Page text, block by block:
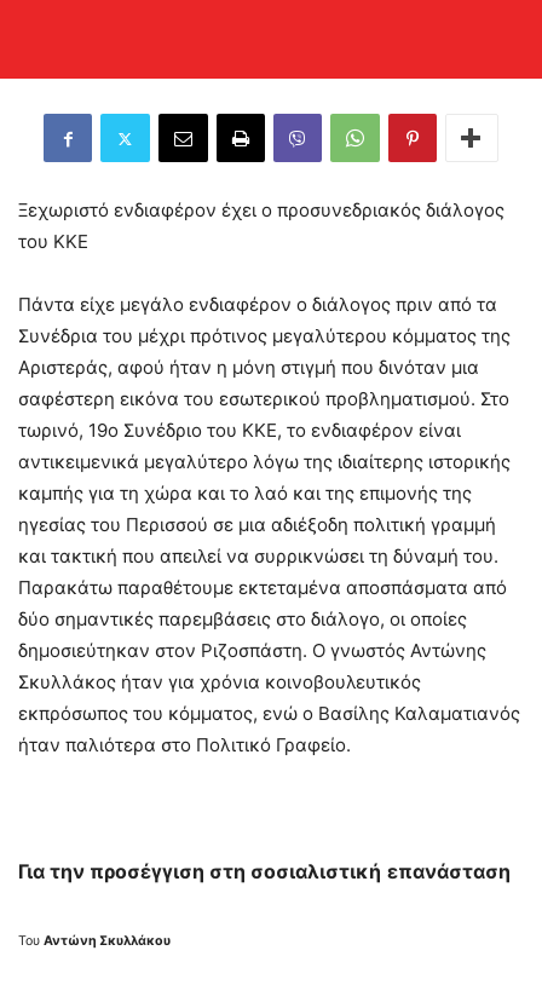
Ξεχωριστό ενδιαφέρον έχει ο προσυνεδριακός διάλογος
του ΚΚΕ
Πάντα είχε μεγάλο ενδιαφέρον ο διάλογος πριν από τα
Συνέδρια του μέχρι πρότινος μεγαλύτερου κόμματος της
Αριστεράς, αφού ήταν η μόνη στιγμή που δινόταν μια
σαφέστερη εικόνα του εσωτερικού προβληματισμού. Στο
τωρινό, 19ο Συνέδριο του ΚΚΕ, το ενδιαφέρον είναι
αντικειμενικά μεγαλύτερο λόγω της ιδιαίτερης ιστορικής
καμπής για τη χώρα και το λαό και της επιμονής της
ηγεσίας του Περισσού σε μια αδιέξοδη πολιτική γραμμή
και τακτική που απειλεί να συρρικνώσει τη δύναμή του.
Παρακάτω παραθέτουμε εκτεταμένα αποσπάσματα από
δύο σημαντικές παρεμβάσεις στο διάλογο, οι οποίες
δημοσιεύτηκαν στον Ριζοσπάστη. Ο γνωστός Αντώνης
Σκυλλάκος ήταν για χρόνια κοινοβουλευτικός
εκπρόσωπος του κόμματος, ενώ ο Βασίλης Καλαματιανός
ήταν παλιότερα στο Πολιτικό Γραφείο.
Για την προσέγγιση στη σοσιαλιστική επανάσταση
Του Αντώνη Σκυλλάκου